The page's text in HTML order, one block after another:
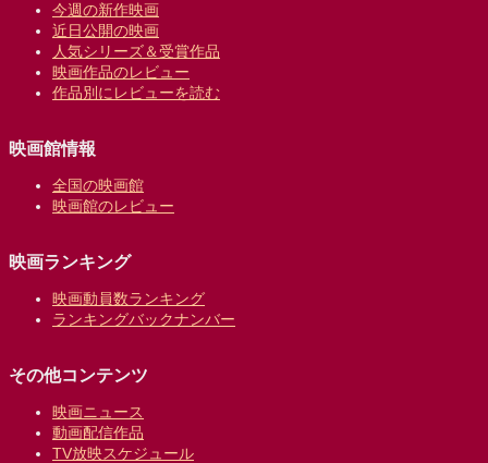
今週の新作映画
近日公開の映画
人気シリーズ＆受賞作品
映画作品のレビュー
作品別にレビューを読む
映画館情報
全国の映画館
映画館のレビュー
映画ランキング
映画動員数ランキング
ランキングバックナンバー
その他コンテンツ
映画ニュース
動画配信作品
TV放映スケジュール